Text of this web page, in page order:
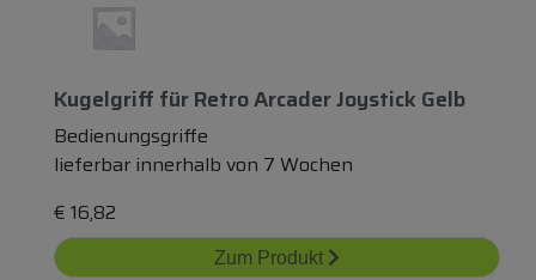
Kugelgriff fürRetro Arcader Joystick Gelb
Bedienungsgriffe
lieferbar innerhalb von 7 Wochen
€ 16,82
Zum Produkt